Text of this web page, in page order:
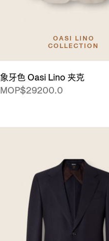
OASI LINO
COLLECTION
象牙色 Oasi Lino 夹克
MOP$29200.0